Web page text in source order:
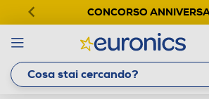
CONCORSO